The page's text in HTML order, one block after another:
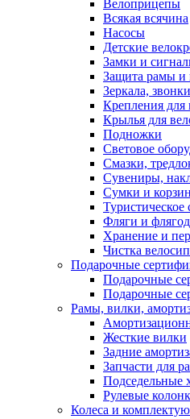
Велоприцепы
Всякая всячина
Насосы
Детские
Замки и
Защита рамы и
Зеркала,
Крепления для
Крылья для
Подножки
Световое
Смазки,
Сувениры,
Сумки и
Туристическое
Фляги и
Хранение и
Чистка
Подарочные
Подарочные
Подарочные
Рамы, вилки,
Жесткие вилки
Задние
Запчасти для
Подседельные
Рулевые
Колеса и